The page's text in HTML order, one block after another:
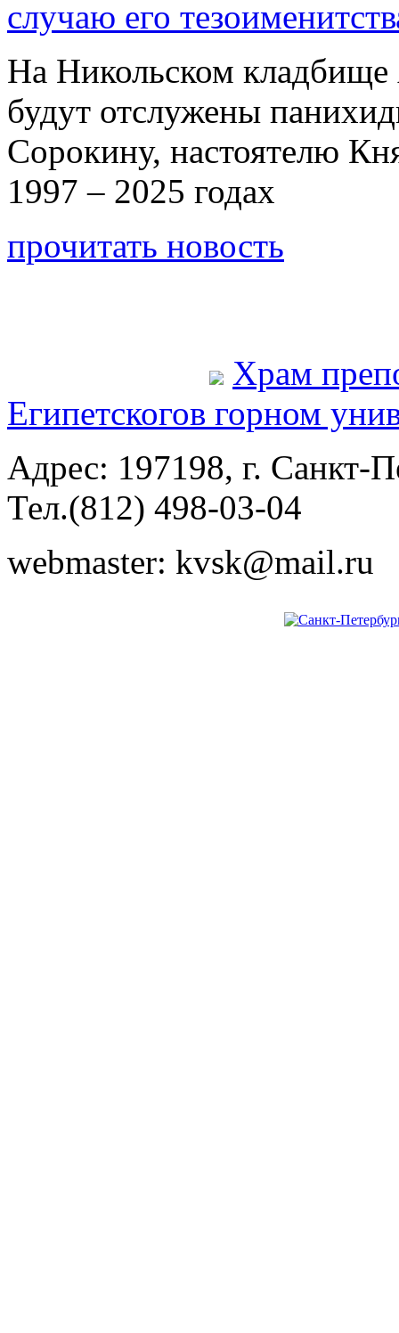
случаю его
На Никольском
будут отслужены
Сорокину, настоятелю
1997 – 2025 годах
прочитать новость
Храм
Египетскогов горном
Адрес: 197198, г. Санкт-
Тел.(812) 498-03-04
webmaster: kvsk@mail.ru